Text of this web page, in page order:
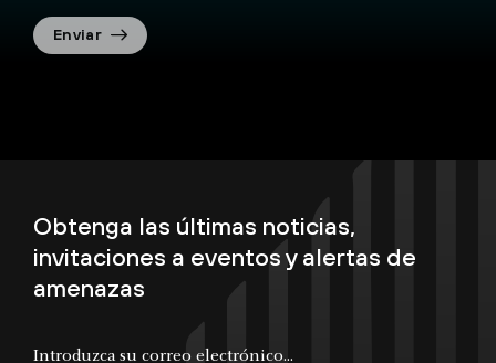
Enviar
Obtenga las últimas noticias,
invitaciones a eventos y alertas de
amenazas